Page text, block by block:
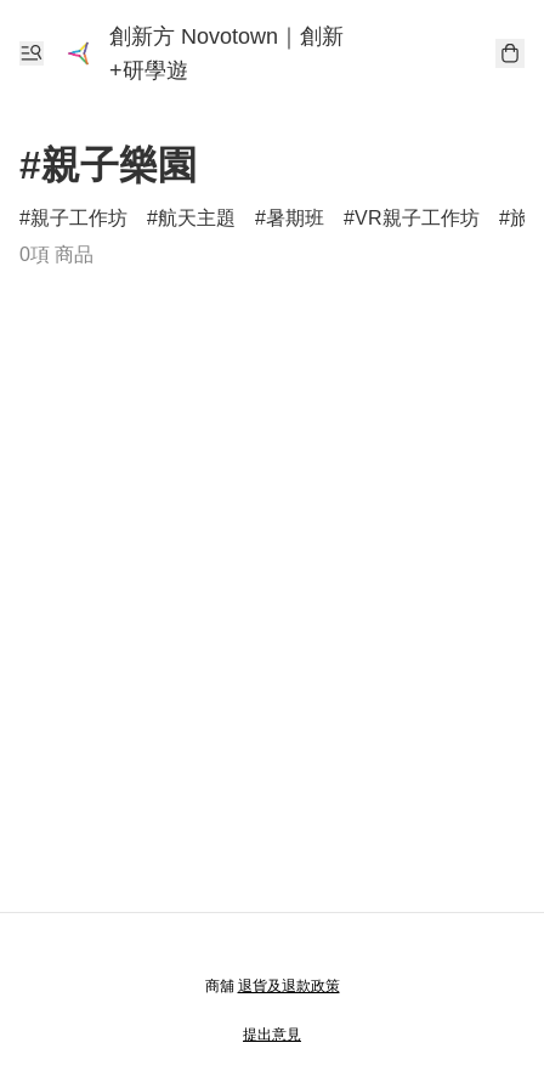
創新方 Novotown｜創新
+研學遊
#親子樂園
親子工作坊 航天主題 暑期班 VR親子工作坊
旅
0項 商品
商舖 退貨及退款政策
提出意見